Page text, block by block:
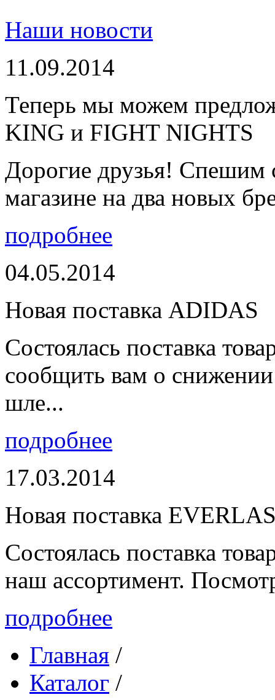
Наши новости
11.09.2014
Теперь мы можем
KING и FIGHT NIGHTS
Дорогие друзья! Спешим
магазине на два новых
подробнее
04.05.2014
Новая поставка ADIDAS
Состоялась поставка
сообщить вам о
шле...
подробнее
17.03.2014
Новая поставка
Состоялась поставка
наш ассортимент.
подробнее
Главная /
Каталог /